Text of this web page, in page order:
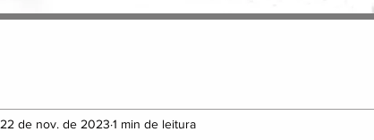
22 de nov. de 2023 1 min de leitura